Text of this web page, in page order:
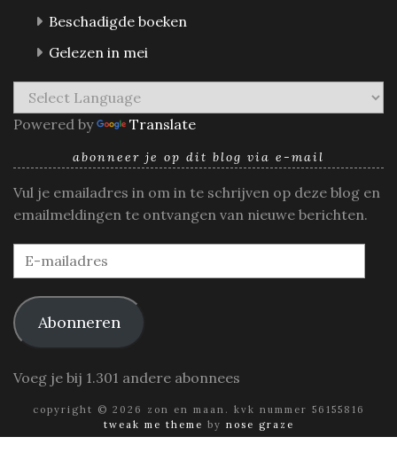
Beschadigde boeken
Gelezen in mei
Powered by Translate
abonneer je op dit blog via e-mail
Vul je emailadres in om in te schrijven op deze blog en
emailmeldingen te ontvangen van nieuwe berichten.
E-
mailadres
Abonneren
Voeg je bij 1.301 andere abonnees
copyright © 2026 zon en maan. kvk nummer 56155816
tweak me theme by nose graze